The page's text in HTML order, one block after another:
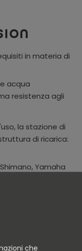
in materia di
acqua
resistenza agli
la stazione di
di ricarica:
Yamaha
un comfort
gli
ci si trovi.
coniuga
che